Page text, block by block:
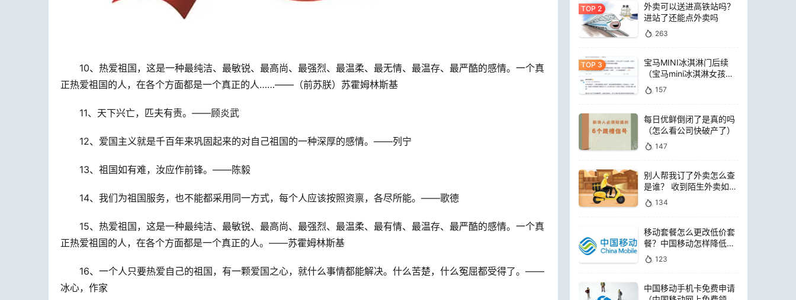
10、热爱祖国，这是一种最纯洁、最敏锐、最高尚、最强烈、最温柔、最无情、最温存、最严酷的感情。一个真
正热爱祖国的人，在各个方面都是一个真正的人……——（前苏朕）苏霍姆林斯基
11、天下兴亡，匹夫有责。——顾炎武
12、爱国主义就是千百年来巩固起来的对自己祖国的一种深厚的感情。——列宁
13、祖国如有难，汝应作前锋。——陈毅
14、我们为祖国服务，也不能都采用同一方式，每个人应该按照资禀，各尽所能。——歌德
15、热爱祖国，这是一种最纯洁、最敏锐、最高尚、最强烈、最温柔、最有情、最温存、最严酷的感情。一个真
正热爱祖国的人，在各个方面都是一个真正的人。——苏霍姆林斯基
16、一个人只要热爱自己的祖国，有一颗爱国之心，就什么事情都能解决。什么苦楚，什么冤屈都受得了。——
冰心，作家
外卖可以送进高铁站吗？
进站了还能点外卖吗
263
宝马MINI冰淇淋门后续
（宝马mini冰淇淋女孩员
工）157
每日优鲜倒闭了是真的吗
（怎么看公司快破产了）
147
别人帮我订了外卖怎么查
是谁？ 收到陌生外卖如何
查询是谁点的
134
移动套餐怎么更改低价套
餐？中国移动怎样降低套
餐费用
123
中国移动手机卡免费申请